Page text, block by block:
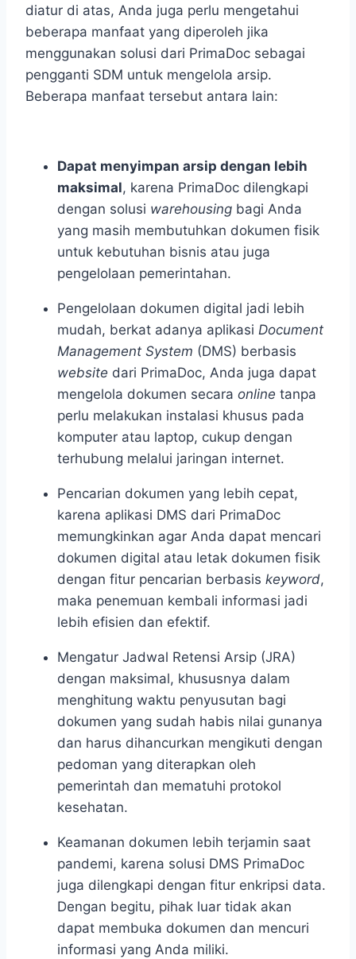
diatur di atas, Anda juga perlu mengetahui
beberapa manfaat yang diperoleh jika
menggunakan solusi dari PrimaDoc sebagai
pengganti SDM untuk mengelola arsip.
Beberapa manfaat tersebut antara lain:
Dapat menyimpan arsip dengan lebih
maksimal, karena PrimaDoc dilengkapi
dengan solusi warehousing bagi Anda
yang masih membutuhkan dokumen fisik
untuk kebutuhan bisnis atau juga
pengelolaan pemerintahan.
Pengelolaan dokumen digital jadi lebih
mudah, berkat adanya aplikasi Document
Management System (DMS) berbasis
website dari PrimaDoc, Anda juga dapat
mengelola dokumen secara online tanpa
perlu melakukan instalasi khusus pada
komputer atau laptop, cukup dengan
terhubung melalui jaringan internet.
Pencarian dokumen yang lebih cepat,
karena aplikasi DMS dari PrimaDoc
memungkinkan agar Anda dapat mencari
dokumen digital atau letak dokumen fisik
dengan fitur pencarian berbasis keyword,
maka penemuan kembali informasi jadi
lebih efisien dan efektif.
Mengatur Jadwal Retensi Arsip (JRA)
dengan maksimal, khususnya dalam
menghitung waktu penyusutan bagi
dokumen yang sudah habis nilai gunanya
dan harus dihancurkan mengikuti dengan
pedoman yang diterapkan oleh
pemerintah dan mematuhi protokol
kesehatan.
Keamanan dokumen lebih terjamin saat
pandemi, karena solusi DMS PrimaDoc
juga dilengkapi dengan fitur enkripsi data.
Dengan begitu, pihak luar tidak akan
dapat membuka dokumen dan mencuri
informasi yang Anda miliki.